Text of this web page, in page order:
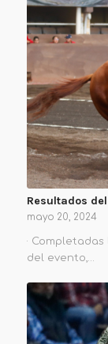
Resultados
mayo 20, 2024
·
del evento,…